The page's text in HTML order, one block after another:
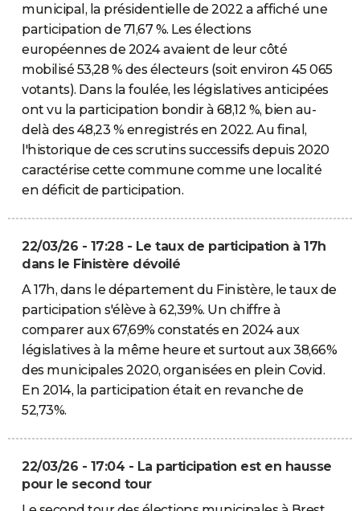
municipal, la présidentielle de 2022 a affiché une
participation de 71,67 %. Les élections
européennes de 2024 avaient de leur côté
mobilisé 53,28 % des électeurs (soit environ 45 065
votants). Dans la foulée, les législatives anticipées
ont vu la participation bondir à 68,12 %, bien au-
delà des 48,23 % enregistrés en 2022. Au final,
l'historique de ces scrutins successifs depuis 2020
caractérise cette commune comme une localité
en déficit de participation.
22/03/26 - 17:28 - Le taux de participation à 17h
dans le Finistère dévoilé
A 17h, dans le département du Finistère, le taux de
participation s'élève à 62,39%. Un chiffre à
comparer aux 67,69% constatés en 2024 aux
législatives à la même heure et surtout aux 38,66%
des municipales 2020, organisées en plein Covid.
En 2014, la participation était en revanche de
52,73%.
22/03/26 - 17:04 - La participation est en hausse
pour le second tour